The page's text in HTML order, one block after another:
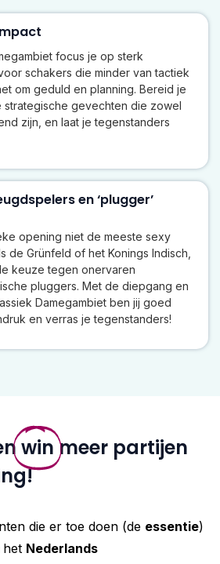
focus je op sterk
schakers die minder van tactiek
om geduld en planning. Bereid je
gevechten die zowel
zijn, en laat je tegenstanders
en ‘plugger’
opening niet de meeste sexy
de Grünfeld of het Konings Indisch,
keuze tegen onervaren
pluggers. Met de diepgang en
Damegambiet ben jij goed
en verras je tegenstanders!
winmeer partijen
die er toe doen (de essentie)
het Nederlands